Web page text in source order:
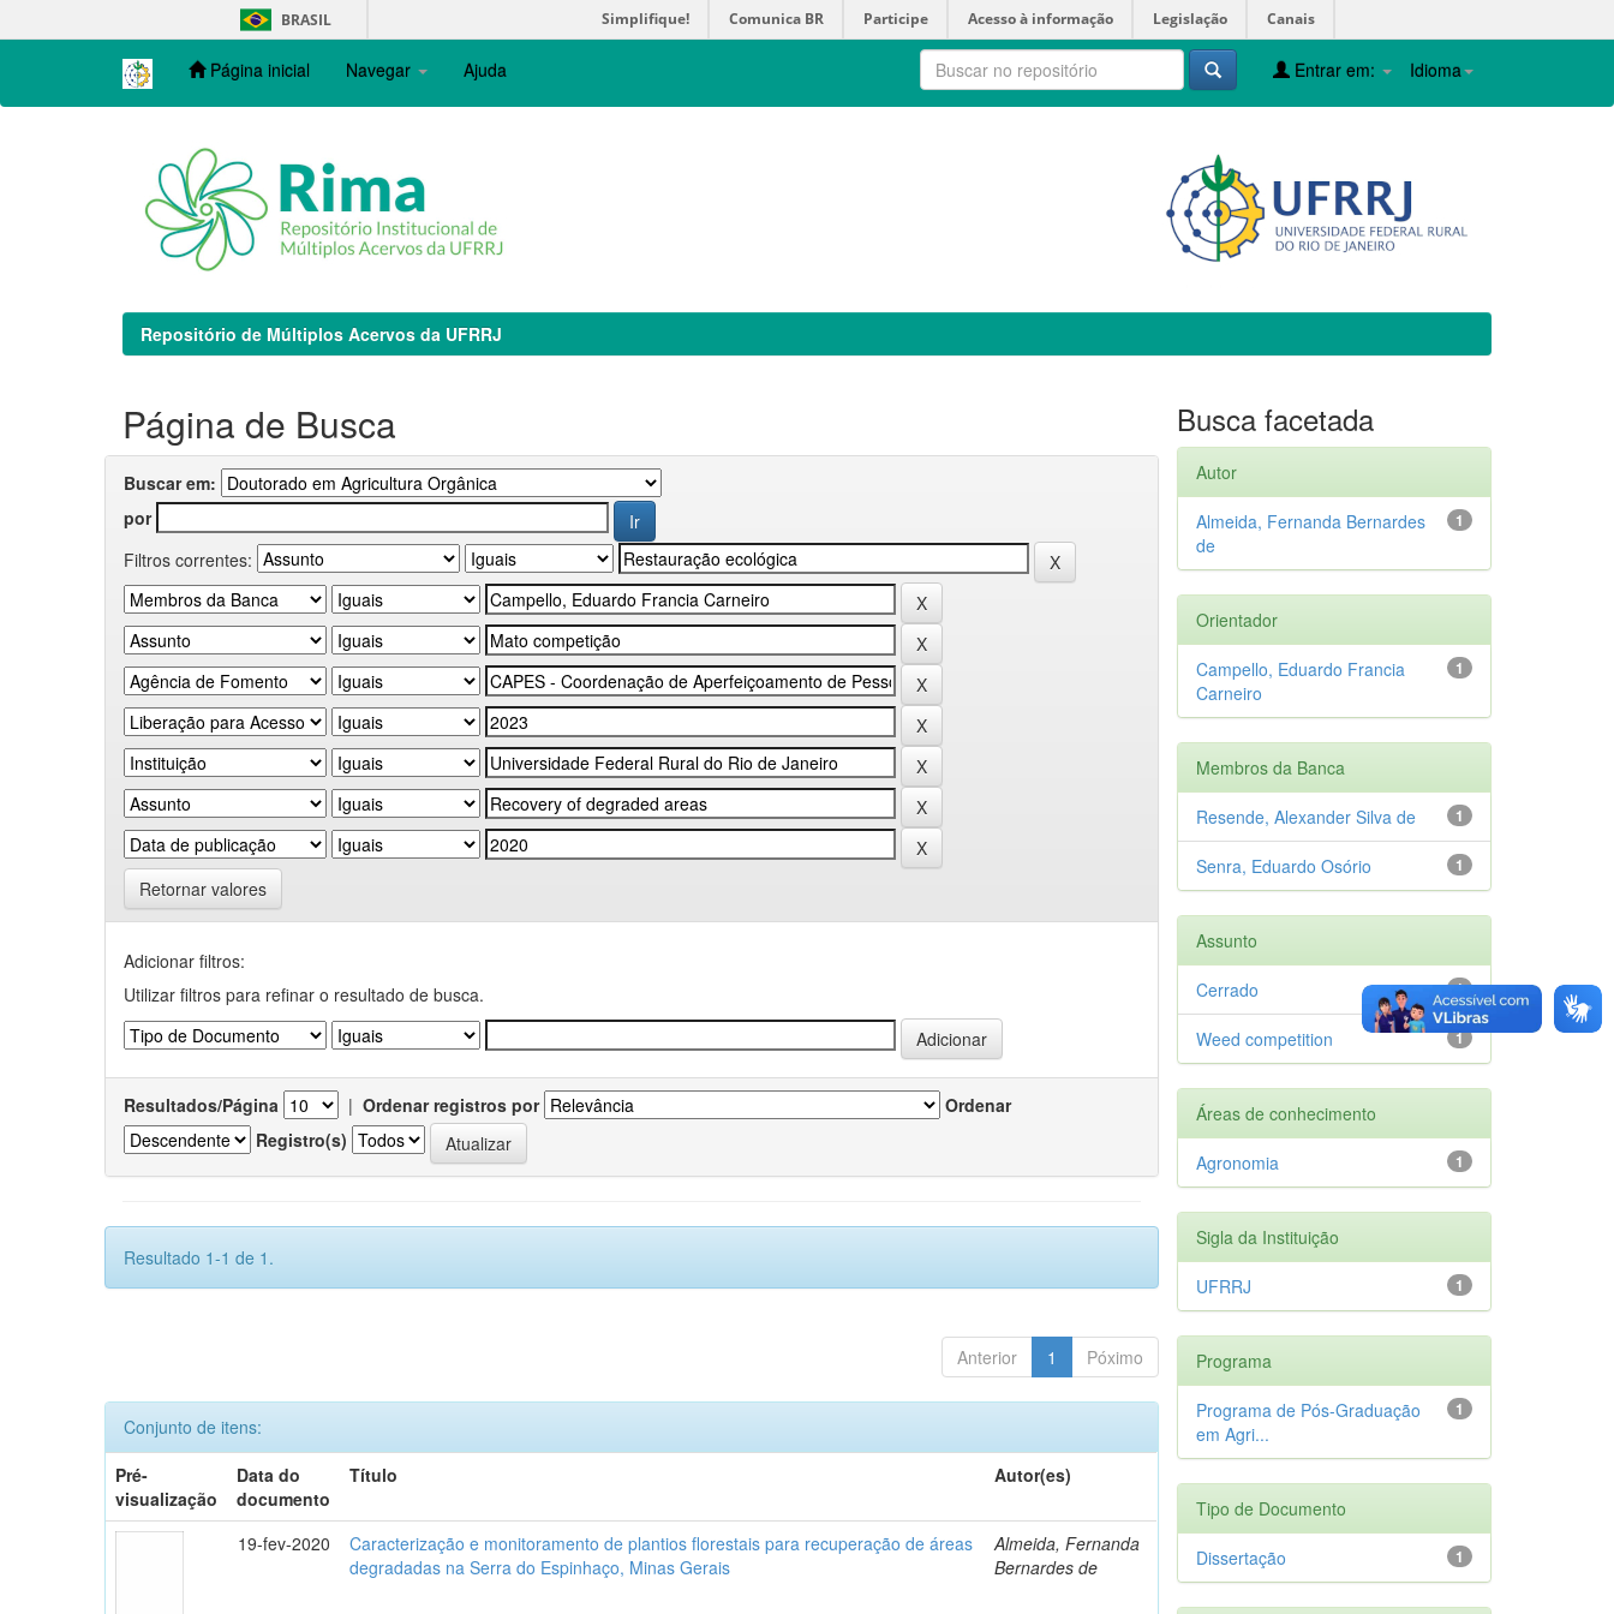
navigation
BRASIL Simplifique! Comunica BR Participe Acesso à informação Legislação Canais
Página inicial Navegar Ajuda Idioma
Entrar em:
Repositório de Múltiplos Acervos da UFRRJ
Página de Busca
Buscar em:
por
Filtros correntes:
Retornar valores
Adicionar filtros:
Utilizar filtros para refinar o resultado de busca.
Resultados/Página | Ordenar registros por
Ordenar
Registro(s)
Resultado 1-1 de 1.
Anterior 1 Póximo
Conjunto de itens:
Pré-
visualização
Data do
documento
Título Autor(es)
19-fev-2020
Caracterização e monitoramento de plantios florestais para recuperação de áreas
degradadas na Serra do Espinhaço, Minas Gerais
Almeida, Fernanda
Bernardes de
Busca facetada
Autor
1
Almeida, Fernanda Bernardes
de
Orientador
1
Campello, Eduardo Francia
Carneiro
Membros da Banca
1
Resende, Alexander Silva de
1
Senra, Eduardo Osório
Assunto
1
Cerrado
1
Weed competition
Áreas de conhecimento
1
Agronomia
Sigla da Instituição
1
UFRRJ
Programa
1
Programa de Pós-Graduação
em Agri...
Tipo de Documento
1
Dissertação